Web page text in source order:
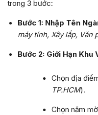
trong 3 bước:
Bước 1: Nhập Tên
máy tính, Xây lắp, Văn
Bước 2: Giới Hạn Khu
Chọn địa
TP.HCM).
Chọn năm